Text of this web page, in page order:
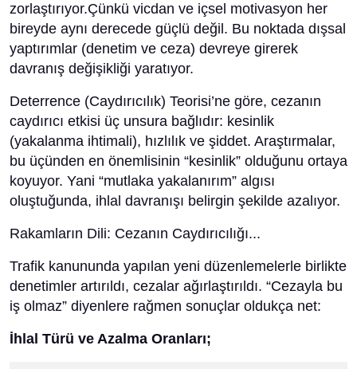
zorlaştırıyor.Çünkü vicdan ve içsel motivasyon her
bireyde aynı derecede güçlü değil. Bu noktada dışsal
yaptırımlar (denetim ve ceza) devreye girerek
davranış değişikliği yaratıyor.
Deterrence (Caydırıcılık) Teorisi’ne göre, cezanın
caydırıcı etkisi üç unsura bağlıdır: kesinlik
(yakalanma ihtimali), hızlılık ve şiddet. Araştırmalar,
bu üçünden en önemlisinin “kesinlik” olduğunu ortaya
koyuyor. Yani “mutlaka yakalanırım” algısı
oluştuğunda, ihlal davranışı belirgin şekilde azalıyor.
Rakamların Dili: Cezanın Caydırıcılığı...
Trafik kanununda yapılan yeni düzenlemelerle birlikte
denetimler artırıldı, cezalar ağırlaştırıldı. “Cezayla bu
iş olmaz” diyenlere rağmen sonuçlar oldukça net:
İhlal Türü ve Azalma Oranları;